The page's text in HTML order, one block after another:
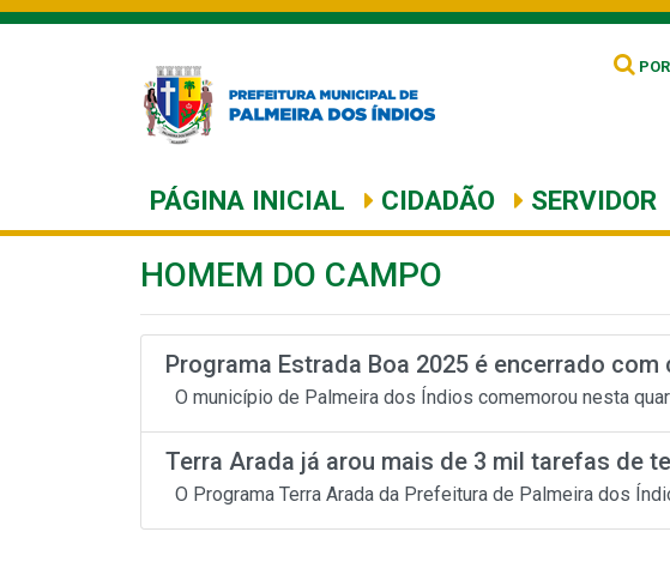
PÁGINA INICIAL CIDADÃO SERVIDOR
HOMEM DO CAMPO
Programa Estrada Boa 2025 é encerrado com
O município de Palmeira dos Índios comemorou nesta
Terra Arada já arou mais de 3 mil tarefas de
O Programa Terra Arada da Prefeitura de Palmeira dos